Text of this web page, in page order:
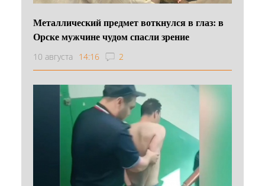
Металлический предмет воткнулся в глаз: в
Орске мужчине чудом спасли зрение
10 августа 14:16 2